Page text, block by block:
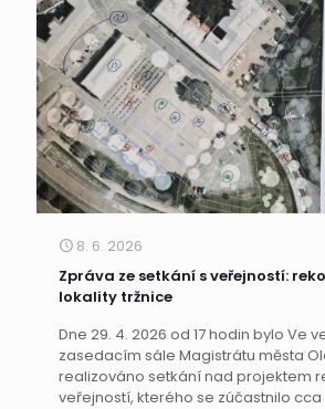
8. 6. 2026
Zpráva ze setkání s veřejností:
lokality tržnice
Dne 29. 4. 2026 od 17 hodin bylo Ve
zasedacím sále Magistrátu města
realizováno setkání nad projektem
veřejností, kterého se zúčastnilo cca